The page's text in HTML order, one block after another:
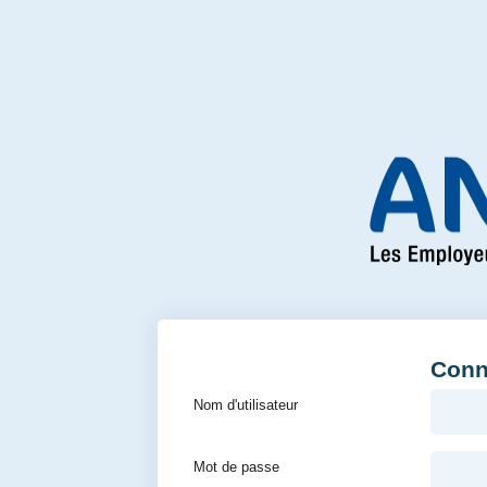
Nom d'utilisateur
Mot de passe